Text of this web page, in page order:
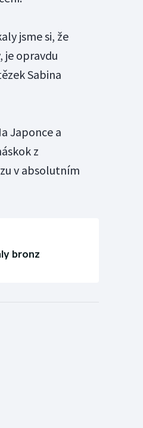
jsme si, že
je opravdu
Sabina
Japonce a
z
v absolutním
bronz